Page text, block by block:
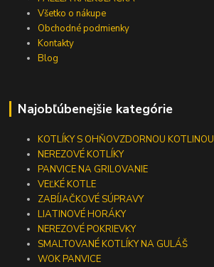
Všetko o nákupe
Obchodné podmienky
Kontakty
Blog
Najobľúbenejšie kategórie
KOTLÍKY S OHŇOVZDORNOU KOTLINOU
NEREZOVÉ KOTLÍKY
PANVICE NA GRILOVANIE
VEĽKÉ KOTLE
ZABÍJAČKOVÉ SÚPRAVY
LIATINOVÉ HORÁKY
NEREZOVÉ POKRIEVKY
SMALTOVANÉ KOTLÍKY NA GULÁŠ
WOK PANVICE